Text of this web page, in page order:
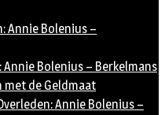
Annie Bolenius –
Annie Bolenius – Berkelmans
met de Geldmaat
Annie Bolenius –